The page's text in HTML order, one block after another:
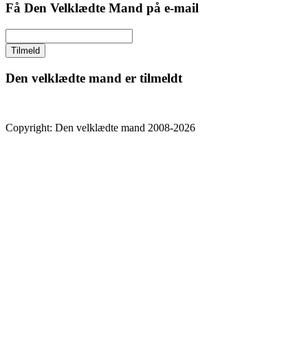
Få Den Velklædte Mand på e-mail
Den velklædte mand er tilmeldt
Copyright: Den velklædte mand 2008-2026